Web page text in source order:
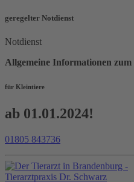
geregelter Notdienst
Notdienst
Allgemeine Informationen
für Kleintiere
ab 01.01.2024!
01805 843736